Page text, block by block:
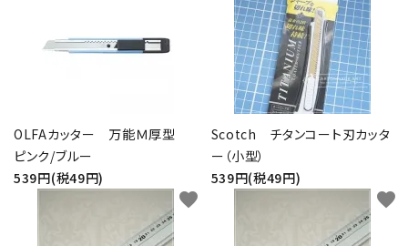
OLFAカッター 万能Ｍ厚型
ピンク/ブルー
539円(税49円)
Scotch チタンコート刃カッタ
ー（小型）
539円(税49円)
favorite favorite